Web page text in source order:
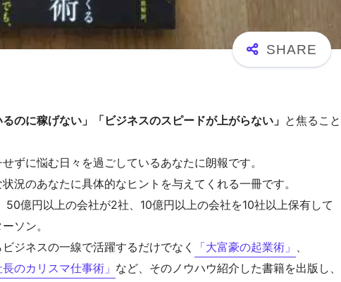
るのに稼げない」「ビジネスのスピードが上がらない」 と焦ること
ずに悩む日々を過ごしているあなたに朗報です。
況のあなたに具体的なヒントを与えてくれる一冊です。
億円以上の会社が2社、10億円以上の会社を10社以上保有して
ソン。
ジネスの一線で活躍するだけでなく
「大富豪の起業術」 、
のカリスマ仕事術」 など、そのノウハウ紹介した書籍を出版し、